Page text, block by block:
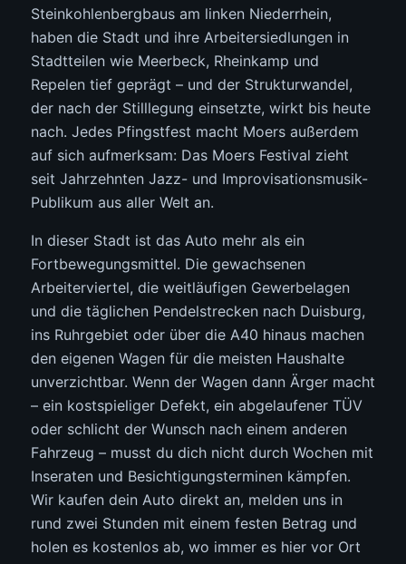
Steinkohlenbergbaus am linken Niederrhein,
haben die Stadt und ihre Arbeitersiedlungen in
Stadtteilen wie Meerbeck, Rheinkamp und
Repelen tief geprägt – und der Strukturwandel,
der nach der Stilllegung einsetzte, wirkt bis heute
nach. Jedes Pfingstfest macht Moers außerdem
auf sich aufmerksam: Das Moers Festival zieht
seit Jahrzehnten Jazz- und Improvisationsmusik-
Publikum aus aller Welt an.
In dieser Stadt ist das Auto mehr als ein
Fortbewegungsmittel. Die gewachsenen
Arbeiterviertel, die weitläufigen Gewerbelagen
und die täglichen Pendelstrecken nach Duisburg,
ins Ruhrgebiet oder über die A40 hinaus machen
den eigenen Wagen für die meisten Haushalte
unverzichtbar. Wenn der Wagen dann Ärger macht
– ein kostspieliger Defekt, ein abgelaufener TÜV
oder schlicht der Wunsch nach einem anderen
Fahrzeug – musst du dich nicht durch Wochen mit
Inseraten und Besichtigungsterminen kämpfen.
Wir kaufen dein Auto direkt an, melden uns in
rund zwei Stunden mit einem festen Betrag und
holen es kostenlos ab, wo immer es hier vor Ort